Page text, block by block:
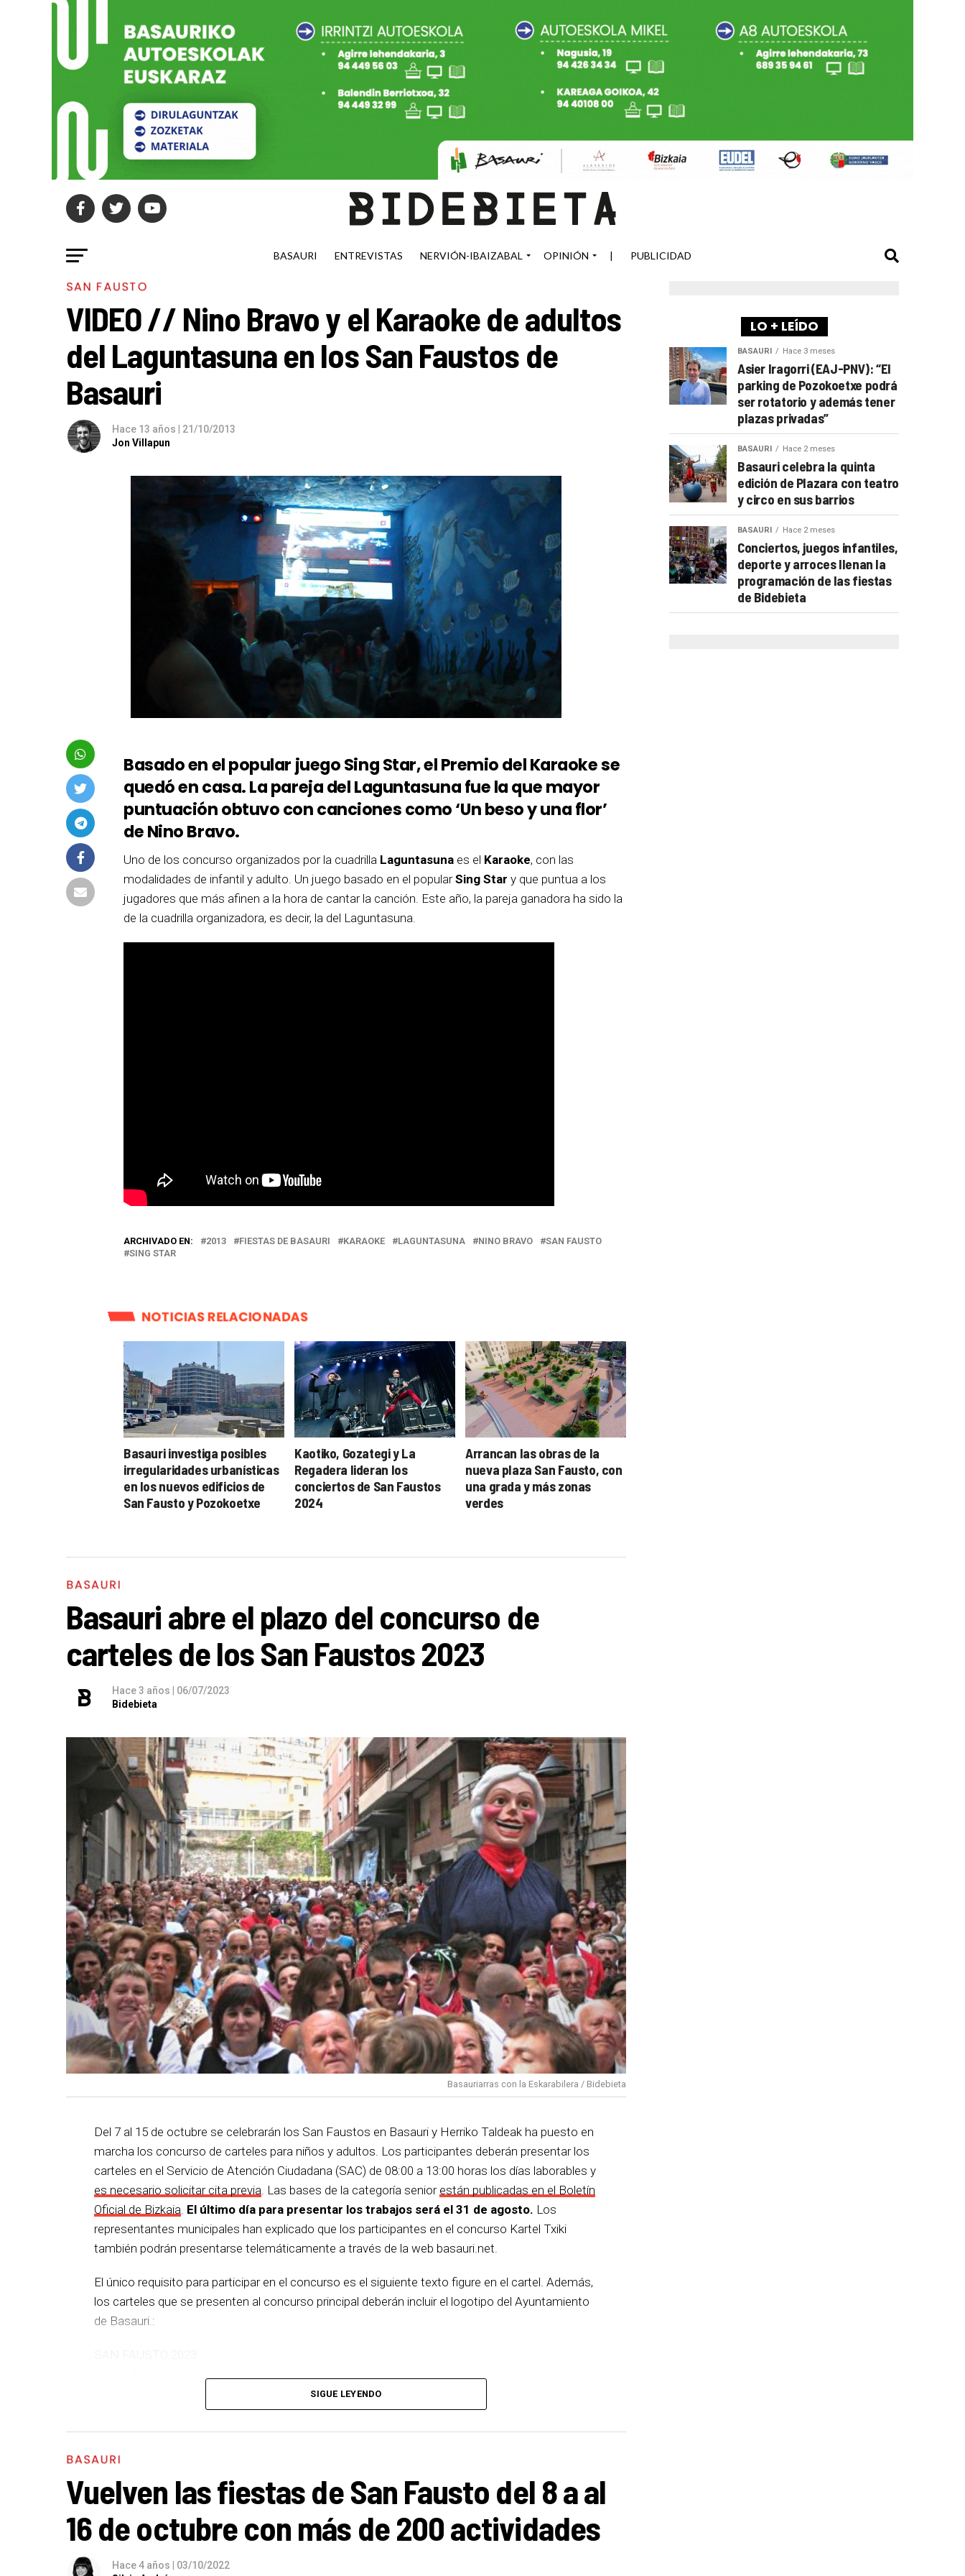
BASAURI ENTREVISTAS NERVIÓN-IBAIZABAL OPINIÓN | PUBLICIDAD
SAN FAUSTO
VIDEO // Nino Bravo y el Karaoke de adultos
del Laguntasuna en los San Faustos de
Basauri
Hace 13 años | 21/10/2013
Jon Villapun
Basado en el popular juego Sing Star, el Premio del Karaoke se
quedó en casa. La pareja del Laguntasuna fue la que mayor
puntuación obtuvo con canciones como ‘Un beso y una flor’
de Nino Bravo.
Uno de los concurso organizados por la cuadrilla Laguntasuna es el Karaoke, con las
modalidades de infantil y adulto. Un juego basado en el popularSing Star y que puntua a los
jugadores que más afinen a la hora de cantar la canción. Este año, la pareja ganadora ha sido la
de la cuadrilla organizadora, es decir, la del Laguntasuna.
ARCHIVADO EN: 2013 FIESTAS DE BASAURI KARAOKE LAGUNTASUNA NINO BRAVO
SAN FAUSTO
SING STAR
NOTICIAS RELACIONADAS
Basauri investiga posibles
irregularidades urbanísticas
en los nuevos edificios de
San Fausto y Pozokoetxe
Kaotiko, Gozategi y La
Regadera lideran los
conciertos de San Faustos
2024
Arrancan las obras de la
nueva plaza San Fausto, con
una grada y más zonas
verdes
BASAURI
Basauri abre el plazo del concurso de
carteles de los San Faustos 2023
Hace 3 años | 06/07/2023
Bidebieta
Basauriarras con la Eskarabilera / Bidebieta
Del 7 al 15 de octubre se celebrarán los San Faustos en Basauri y Herriko Taldeak ha puesto en
marcha los concurso de carteles para niños y adultos. Los participantes deberán presentar los
carteles en el Servicio de Atención Ciudadana (SAC) de 08:00 a 13:00 horas los días laborables y
es necesario solicitar cita previa . Las bases de la categoría senior están publicadas en el Boletín
Oficial de Bizkaia El último día para presentar los trabajos será el 31 de agosto. Los
representantes municipales han explicado que los participantes en el concurso Kartel Txiki
también podrán presentarse telemáticamente a través de la web basauri.net.
El único requisito para participar en el concurso es el siguiente texto figure en el cartel. Además,
los carteles que se presenten al concurso principal deberán incluir el logotipo del Ayuntamiento
de Basauri.:
SIGUE LEYENDO
BASAURI
Vuelven las fiestas de San Fausto del 8 a al
16 de octubre con más de 200 actividades
Hace 4 años | 03/10/2022
LO + LEÍDO
BASAURI Hace 3 meses
Asier Iragorri (EAJ-PNV): “El
parking de Pozokoetxe podrá
ser rotatorio y además tener
plazas privadas”
BASAURI Hace 2 meses
Basauri celebra la quinta
edición de Plazara con teatro
y circo en sus barrios
BASAURI Hace 2 meses
Conciertos, juegos infantiles,
deporte y arroces llenan la
programación de las fiestas
de Bidebieta